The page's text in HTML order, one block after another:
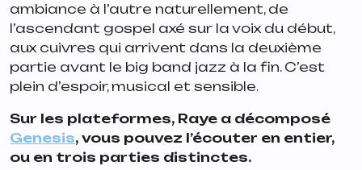
ambiance à l’autre naturellement, de
l’ascendant gospel axé sur la voix du début,
aux cuivres qui arrivent dans la deuxième
partie avant le big band jazz à la fin. C’est
plein d’espoir, musical et sensible.
Sur les plateformes, Raye a décomposé
Genesis, vous pouvez l’écouter en entier,
ou en trois parties distinctes.